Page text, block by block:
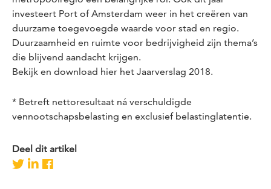
investeert Port of Amsterdam weer in het creëren van
duurzame toegevoegde waarde voor stad en regio.
Duurzaamheid en ruimte voor bedrijvigheid zijn thema’s
die blijvend aandacht krijgen.
Bekijk en download hier het Jaarverslag 2018.
* Betreft nettoresultaat ná verschuldigde
vennootschapsbelasting en exclusief belastinglatentie.
Deel dit artikel